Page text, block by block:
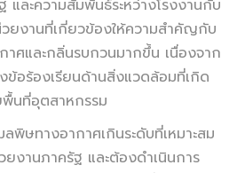
ละความสัมพันธ์ระหว่างโรงงานกับ
ยงานที่เกี่ยวข้องให้ความสำคัญกับ
ศและกลิ่นรบกวนมากขึ้น เนื่องจาก
ข้อร้องเรียนด้านสิ่งแวดล้อมที่เกิด
นที่อุตสาหกรรม
พิษทางอากาศเกินระดับที่เหมาะสม
งานภาครัฐ และต้องดำเนินการ